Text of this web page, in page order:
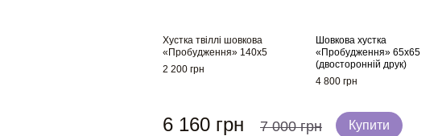
Хустка твіллі шовкова
«Пробудження» 140x5
2 200 грн
Шовкова хустка
«Пробудження» 65х65
(двосторонній друк)
4 800 грн
6 160 грн 7 000 грн Купити